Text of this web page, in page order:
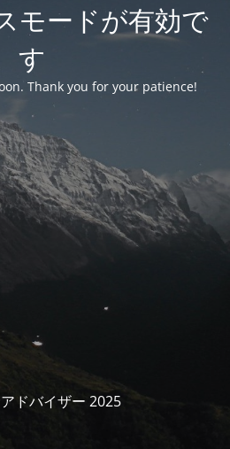
モードが有効で
す
Thank you for your patience!
ドバイザー 2025